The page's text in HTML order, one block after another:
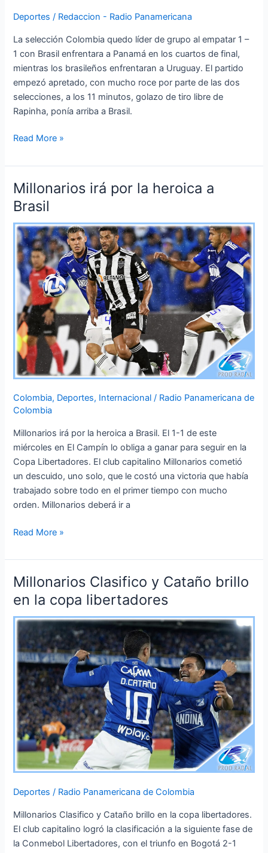
Deportes / Redaccion - Radio Panamericana
La selección Colombia quedo líder de grupo al empatar 1 –
1 con Brasil enfrentara a Panamá en los cuartos de final,
mientras los brasileños enfrentaran a Uruguay. El partido
empezó apretado, con mucho roce por parte de las dos
selecciones, a los 11 minutos, golazo de tiro libre de
Rapinha, ponía arriba a Brasil.
Read More »
Millonarios irá por la heroica a
Brasil
Colombia, Deportes, Internacional / Radio Panamericana de
Colombia
Millonarios irá por la heroica a Brasil. El 1-1 de este
miércoles en El Campín lo obliga a ganar para seguir en la
Copa Libertadores. El club capitalino Millonarios cometió
un descuido, uno solo, que le costó una victoria que había
trabajado sobre todo en el primer tiempo con mucho
orden. Millonarios deberá ir a
Millonarios
irá
por
la
heroica
a
Brasil
Read More »
Millonarios Clasifico y Cataño brillo
en la copa libertadores
Deportes / Radio Panamericana de Colombia
Millonarios Clasifico y Cataño brillo en la copa libertadores.
El club capitalino logró la clasificación a la siguiente fase de
la Conmebol Libertadores, con el triunfo en Bogotá 2-1
Millonarios
Clasifico
y
Cataño
en
la
copa
libertadores